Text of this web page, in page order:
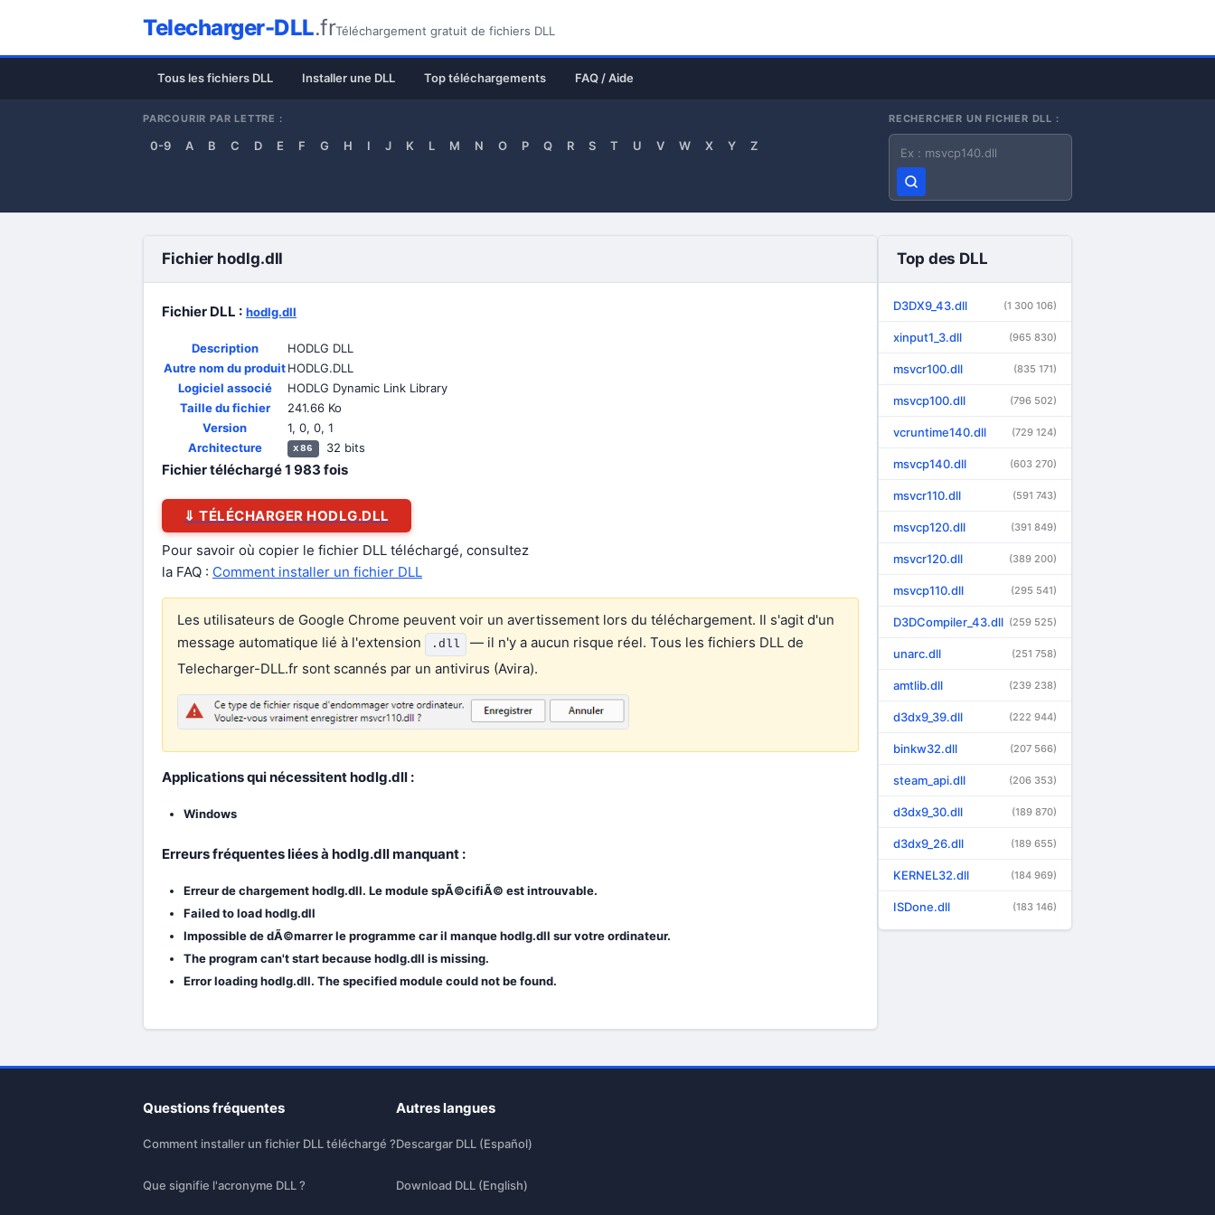
Telecharger-DLL.frTéléchargement gratuit de fichiers DLL
Tous les fichiers DLL Installer une DLL Top téléchargements FAQ / Aide
PARCOURIR PAR LETTRE :
0-9 A B C D E F G H I J K L M N O P Q R S T U V W X Y Z
RECHERCHER UN FICHIER DLL :
Nom du fichier DLL
Fichier hodlg.dll
Fichier DLL : hodlg.dll
Description
HODLG DLL
Autre nom du produitHODLG.DLL
Logiciel associé
HODLG Dynamic Link Library
Taille du fichier
241.66 Ko
Version
1, 0, 0, 1
Architecture
x86 32 bits
Fichier téléchargé1 983 fois
⇓ TÉLÉCHARGER HODLG.DLL
Pour savoir où copier le fichier DLL téléchargé, consultez
la FAQ : Comment installer un fichier DLL
Les utilisateurs de Google Chrome peuvent voir un avertissement lors du téléchargement. Il s'agit d'un
message automatique lié à l'extension
.dll
— il n'y a aucun risque réel. Tous les fichiers DLL de
Telecharger-DLL.fr sont scannés par un antivirus (Avira).
Applications qui nécessitent hodlg.dll :
Windows
Erreurs fréquentes liées à hodlg.dll manquant :
Erreur de chargement hodlg.dll. Le module spÃ©cifiÃ© est introuvable.
Failed to load hodlg.dll
Impossible de dÃ©marrer le programme car il manque hodlg.dll sur votre ordinateur.
The program can't start because hodlg.dll is missing.
Error loading hodlg.dll. The specified module could not be found.
Top des DLL
D3DX9_43.dll (1 300 106)
xinput1_3.dll (965 830)
msvcr100.dll (835 171)
msvcp100.dll (796 502)
vcruntime140.dll (729 124)
msvcp140.dll (603 270)
msvcr110.dll (591 743)
msvcp120.dll (391 849)
msvcr120.dll (389 200)
msvcp110.dll (295 541)
D3DCompiler_43.dll (259 525)
unarc.dll (251 758)
amtlib.dll (239 238)
d3dx9_39.dll (222 944)
binkw32.dll (207 566)
steam_api.dll (206 353)
d3dx9_30.dll (189 870)
d3dx9_26.dll (189 655)
KERNEL32.dll (184 969)
ISDone.dll (183 146)
Questions fréquentes
Comment installer un fichier DLL téléchargé ?
Que signifie l'acronyme DLL ?
Autres langues
Descargar DLL (Español)
Download DLL (English)